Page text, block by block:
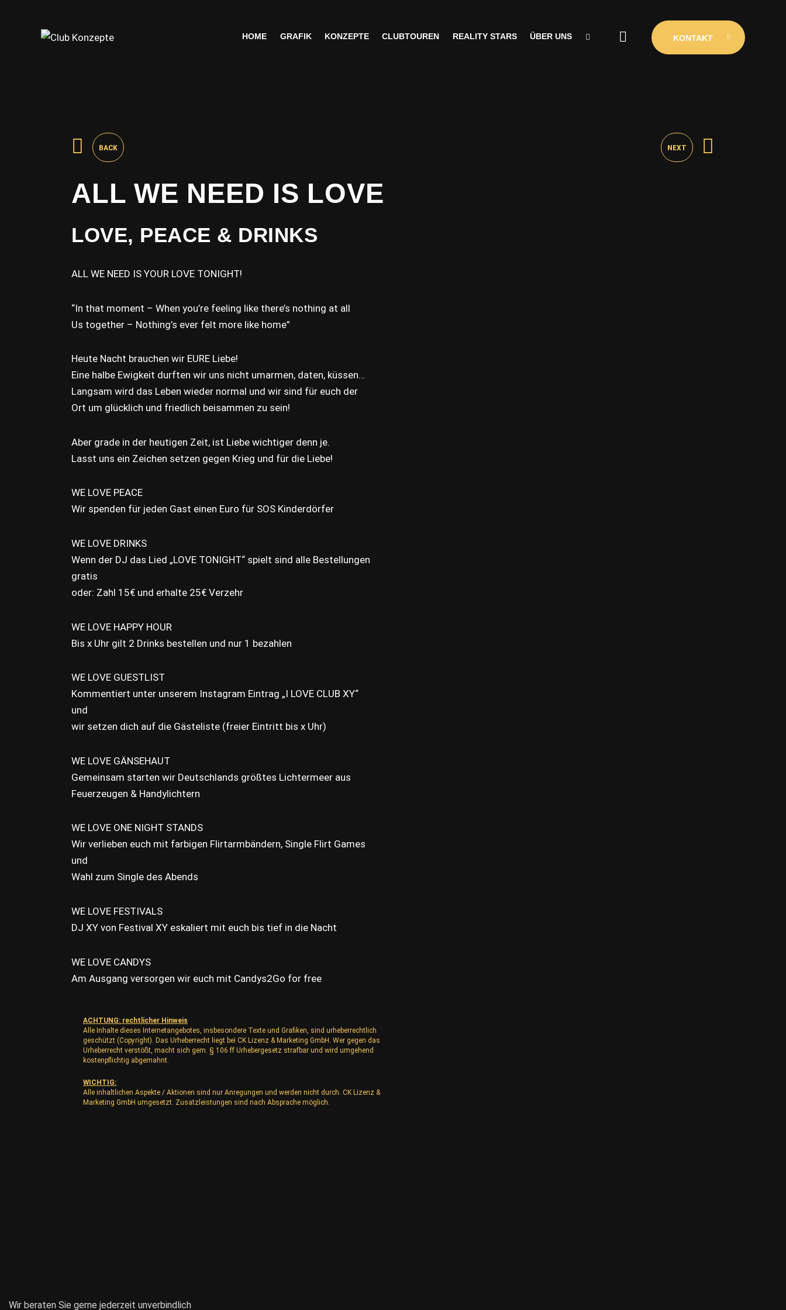
HOME GRAFIK KONZEPTE CLUBTOUREN REALITY STARS ÜBER UNS KONTAKT
BACK NEXT
ALL WE NEED IS LOVE
LOVE, PEACE & DRINKS
ALL WE NEED IS YOUR LOVE TONIGHT!
“In that moment – When you’re feeling like there’s nothing at all
Us together – Nothing’s ever felt more like home”
Heute Nacht brauchen wir EURE Liebe!
Eine halbe Ewigkeit durften wir uns nicht umarmen, daten, küssen…
Langsam wird das Leben wieder normal und wir sind für euch der
Ort um glücklich und friedlich beisammen zu sein!
Aber grade in der heutigen Zeit, ist Liebe wichtiger denn je.
Lasst uns ein Zeichen setzen gegen Krieg und für die Liebe!
WE LOVE PEACE
Wir spenden für jeden Gast einen Euro für SOS Kinderdörfer
WE LOVE DRINKS
Wenn der DJ das Lied „LOVE TONIGHT“ spielt sind alle Bestellungen
gratis
oder: Zahl 15€ und erhalte 25€ Verzehr
WE LOVE HAPPY HOUR
Bis x Uhr gilt 2 Drinks bestellen und nur 1 bezahlen
WE LOVE GUESTLIST
Kommentiert unter unserem Instagram Eintrag „I LOVE CLUB XY“
und
wir setzen dich auf die Gästeliste (freier Eintritt bis x Uhr)
WE LOVE GÄNSEHAUT
Gemeinsam starten wir Deutschlands größtes Lichtermeer aus
Feuerzeugen & Handylichtern
WE LOVE ONE NIGHT STANDS
Wir verlieben euch mit farbigen Flirtarmbändern, Single Flirt Games
und
Wahl zum Single des Abends
WE LOVE FESTIVALS
DJ XY von Festival XY eskaliert mit euch bis tief in die Nacht
WE LOVE CANDYS
Am Ausgang versorgen wir euch mit Candys2Go for free
ACHTUNG: rechtlicher Hinweis
Alle Inhalte dieses Internetangebotes, insbesondere Texte und Grafiken, sind urheberrechtlich
geschützt (Copyright). Das Urheberrecht liegt bei CK Lizenz & Marketing GmbH. Wer gegen das
Urheberrecht verstößt, macht sich gem. § 106 ff Urhebergesetz strafbar und wird umgehend
kostenpflichtig abgemahnt.
WICHTIG:
Alle inhaltlichen Aspekte / Aktionen sind nur Anregungen und werden nicht durch. CK Lizenz &
Marketing GmbH umgesetzt. Zusatzleistungen sind nach Absprache möglich.
Wir beraten Sie gerne jederzeit unverbindlich